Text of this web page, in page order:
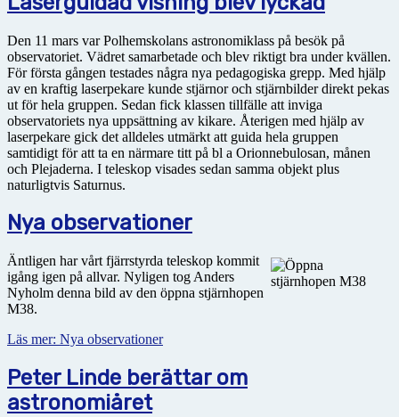
Den 11 mars var Polhemskolans astronomiklass på besök på
observatoriet. Vädret samarbetade och blev riktigt bra under kvällen.
För första gången testades några nya pedagogiska grepp. Med hjälp
av en kraftig laserpekare kunde stjärnor och stjärnbilder direkt pekas
ut för hela gruppen. Sedan fick klassen tillfälle att inviga
observatoriets nya uppsättning av kikare. Återigen med hjälp av
laserpekare gick det alldeles utmärkt att guida hela gruppen
samtidigt för att ta en närmare titt på bl a Orionnebulosan, månen
och Plejaderna. I teleskop visades sedan samma objekt plus
naturligtvis Saturnus.
Nya observationer
Äntligen har vårt fjärrstyrda teleskop kommit
igång igen på allvar. Nyligen tog Anders
Nyholm denna bild av den öppna stjärnhopen
M38.
Läs mer: Nya observationer
Peter Linde berättar om
astronomiåret